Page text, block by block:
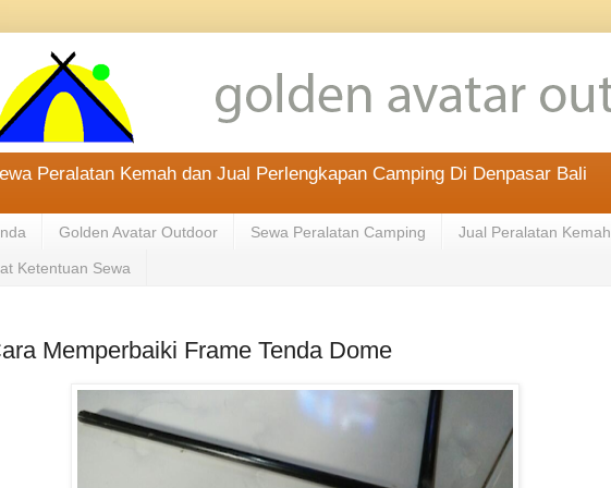
Peralatan Kemah dan Jual Perlengkapan Camping Di Denpasar Bali
Golden Avatar Outdoor Sewa Peralatan Camping Jual Peralatan Kemah
Ketentuan Sewa
Memperbaiki Frame Tenda Dome